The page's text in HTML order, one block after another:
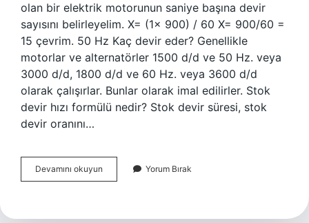
olan bir elektrik motorunun saniye başına devir
sayısını belirleyelim. X= (1x 900) / 60 X= 900/60 =
15 çevrim. 50 Hz Kaç devir eder? Genellikle
motorlar ve alternatörler 1500 d/d ve 50 Hz. veya
3000 d/d, 1800 d/d ve 60 Hz. veya 3600 d/d
olarak çalışırlar. Bunlar olarak imal edilirler. Stok
devir hızı formülü nedir? Stok devir süresi, stok
devir oranını…
Devamını okuyun
Formülü
Yorum Bırak